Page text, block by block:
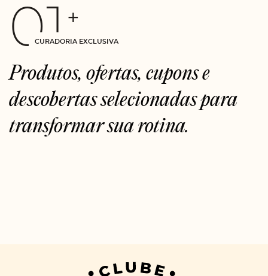
01+
CURADORIA EXCLUSIVA
Produtos, ofertas, cupons e
descobertas selecionadas para
transformar sua rotina.